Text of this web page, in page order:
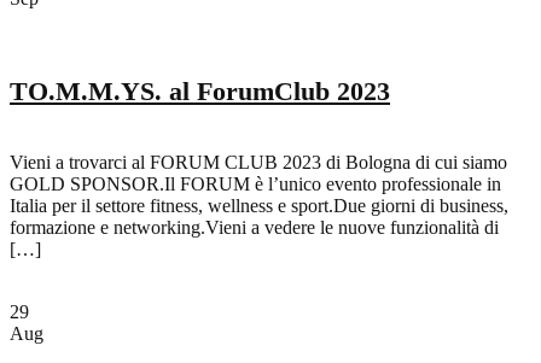
TO.M.M.YS. al ForumClub 2023
Vieni a trovarci al FORUM CLUB 2023 di Bologna di cui siamo
GOLD SPONSOR.Il FORUM è l’unico evento professionale in
Italia per il settore fitness, wellness e sport.Due giorni di business,
formazione e networking.Vieni a vedere le nuove funzionalità di
[…]
29
Aug